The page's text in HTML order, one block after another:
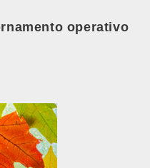
operativo